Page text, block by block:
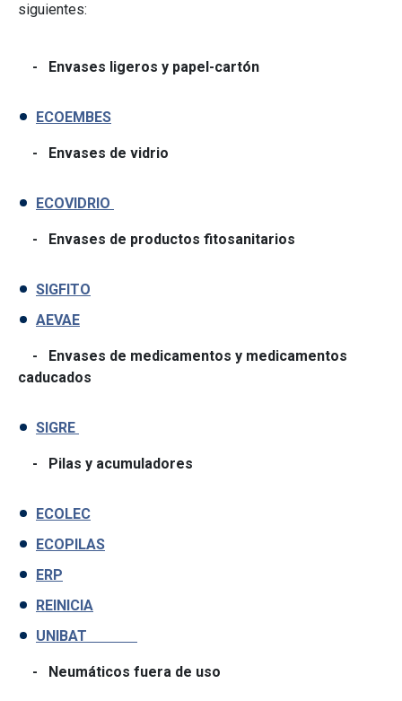
siguientes:
- Envases ligeros y papel-cartón
ECOEMBES
- Envases de vidrio
ECOVIDRIO
- Envases de productos fitosanitarios
SIGFITO
AEVAE
- Envases de medicamentos y medicamentos
caducados
SIGRE
- Pilas y acumuladores
ECOLEC
ECOPILAS
ERP
REINICIA
UNIBAT
- Neumáticos fuera de uso